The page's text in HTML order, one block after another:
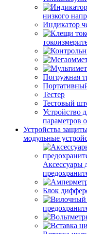
низкого
Индикатор
Погружная
Тестер
Тестовый
Устройство
параметров
Устройства
модульные
Аксессуары
Блок